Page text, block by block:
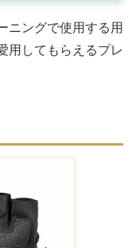
ニングで使用する用
用してもらえるプレ